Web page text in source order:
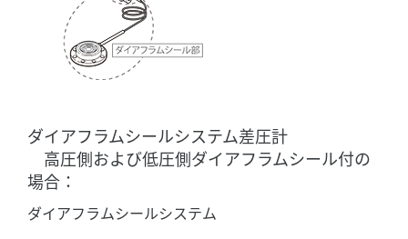
ダイアフラムシールシステム差圧計
高圧側および低圧側ダイアフラムシール付の
場合：
ダイアフラムシールシステム